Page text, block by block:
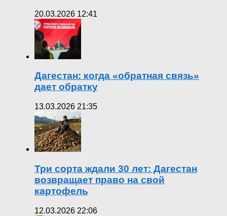
20.03.2026 12:41
Дагестан: когда «обратная связь»
дает обратку
13.03.2026 21:35
Три сорта ждали 30 лет: Дагестан
возвращает право на свой
картофель
12.03.2026 22:06